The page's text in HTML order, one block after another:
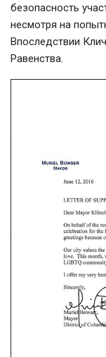
безопасность
несмотря на
Впоследствии
Равенства.